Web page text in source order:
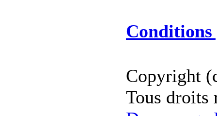
Conditions
Copyright
Tous droits